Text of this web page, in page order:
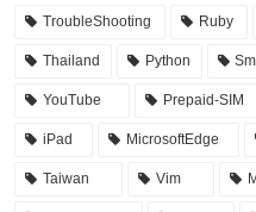
TroubleShooting Ruby
Thailand Python
YouTube Prepaid-SIM
iPad MicrosoftEdge
Taiwan Vim